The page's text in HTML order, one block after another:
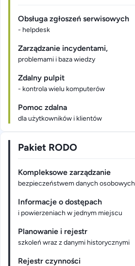
Obsługa zgłoszeń serwisowych
- helpdesk
Zarządzanie incydentami,
problemami i baza wiedzy
Zdalny pulpit
- kontrola wielu komputerów
Pomoc zdalna
dla użytkowników i klientów
Pakiet RODO
Kompleksowe zarządzanie
bezpieczeństwem danych osobowych
Informacje o dostępach
i powierzeniach w jednym miejscu
Planowanie i rejestr
szkoleń wraz z danymi historycznymi
Rejestr czynności